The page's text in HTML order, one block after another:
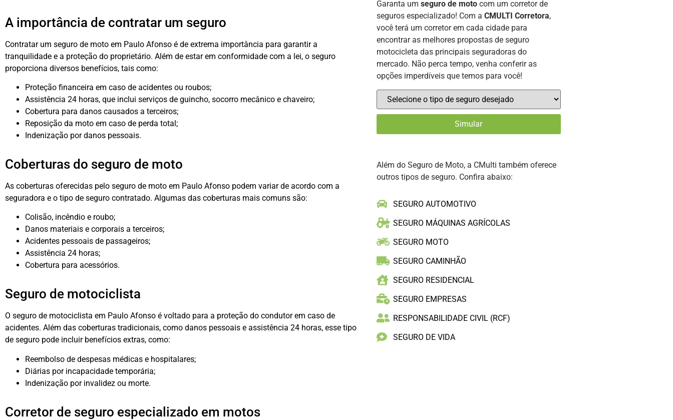
A importância de contratar um seguro
Contratar um seguro de moto em Paulo Afonso é de extrema importância para garantir a
tranquilidade e a proteção do proprietário. Além de estar em conformidade com a lei, o seguro
proporciona diversos benefícios, tais como:
Proteção financeira em caso de acidentes ou roubos;
Assistência 24 horas, que inclui serviços de guincho, socorro mecânico e chaveiro;
Cobertura para danos causados a terceiros;
Reposição da moto em caso de perda total;
Indenização por danos pessoais.
Coberturas do seguro de moto
As coberturas oferecidas pelo seguro de moto em Paulo Afonso podem variar de acordo com a
seguradora e o tipo de seguro contratado. Algumas das coberturas mais comuns são:
Colisão, incêndio e roubo;
Danos materiais e corporais a terceiros;
Acidentes pessoais de passageiros;
Assistência 24 horas;
Cobertura para acessórios.
Seguro de motociclista
O seguro de motociclista em Paulo Afonso é voltado para a proteção do condutor em caso de
acidentes. Além das coberturas tradicionais, como danos pessoais e assistência 24 horas, esse tipo
de seguro pode incluir benefícios extras, como:
Reembolso de despesas médicas e hospitalares;
Diárias por incapacidade temporária;
Indenização por invalidez ou morte.
Corretor de seguro especializado em motos
Garanta um seguro de moto com um corretor de
seguros especializado! Com a CMULTI Corretora,
você terá um corretor em cada cidade para
encontrar as melhores propostas de seguro
motocicleta das principais seguradoras do
mercado. Não perca tempo, venha conferir as
opções imperdíveis que temos para você!
Além do Seguro de Moto, a CMulti também oferece
outros tipos de seguro. Confira abaixo:
SEGURO AUTOMOTIVO
SEGURO MÁQUINAS AGRÍCOLAS
SEGURO MOTO
SEGURO CAMINHÃO
SEGURO RESIDENCIAL
SEGURO EMPRESAS
RESPONSABILIDADE CIVIL (RCF)
SEGURO DE VIDA